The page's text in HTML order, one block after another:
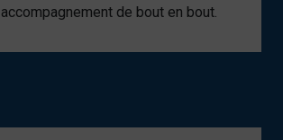
accompagnement de bout en bout.